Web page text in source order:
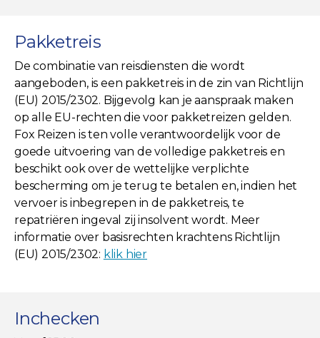
Pakketreis
De combinatie van reisdiensten die wordt
aangeboden, is een pakketreis in de zin van Richtlijn
(EU) 2015/2302. Bijgevolg kan je aanspraak maken
op alle EU-rechten die voor pakketreizen gelden.
Fox Reizen is ten volle verantwoordelijk voor de
goede uitvoering van de volledige pakketreis en
beschikt ook over de wettelijke verplichte
bescherming om je terug te betalen en, indien het
vervoer is inbegrepen in de pakketreis, te
repatriëren ingeval zij insolvent wordt. Meer
informatie over basisrechten krachtens Richtlijn
(EU) 2015/2302: klik hier
Inchecken